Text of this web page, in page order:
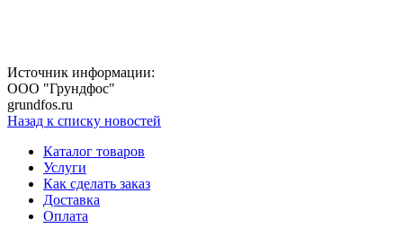
Источник информации:
ООО "Грундфос"
grundfos.ru
Назад к списку новостей
Каталог товаров
Услуги
Как сделать заказ
Доставка
Оплата